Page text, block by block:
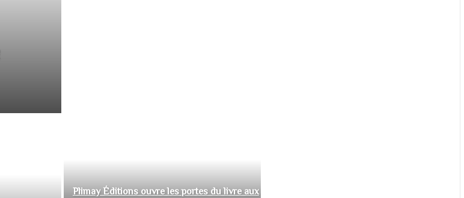
Plimay Éditions ouvre les portes du livre aux